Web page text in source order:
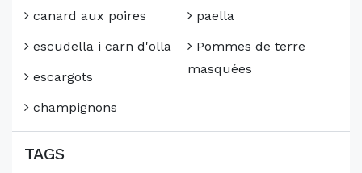
canard aux poires
escudella i carn d'olla
escargots
champignons
paella
Pommes de terre
masquées
TAGS